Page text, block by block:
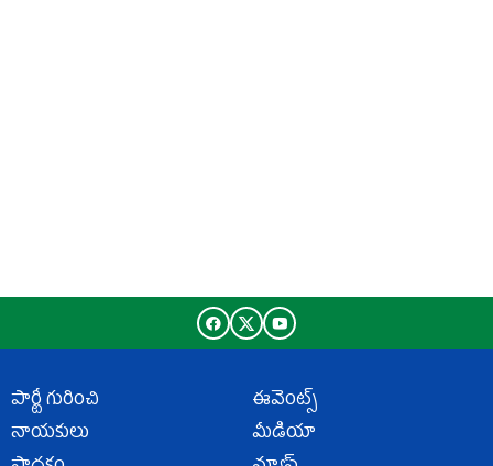
పార్టీ గురించి
నాయకులు
ఈవెంట్స్
మీడియా